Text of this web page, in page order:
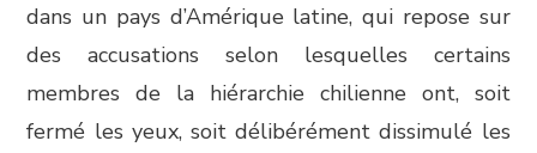
dans un pays d’Amérique latine, qui repose sur
des accusations selon lesquelles certains
membres de la hiérarchie chilienne ont, soit
fermé les yeux, soit délibérément dissimulé les